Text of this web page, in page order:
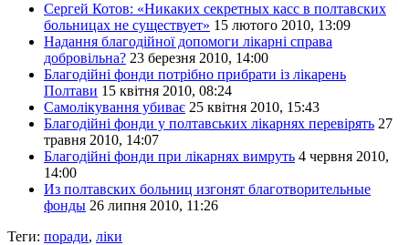
Сергей Котов: «Никаких секретных касс в полтавских
больницах не существует» 15 лютого 2010, 13:09
Надання благодійної допомоги лікарні справа
добровільна? 23 березня 2010, 14:00
Благодійні фонди потрібно прибрати із лікарень
Полтави 15 квітня 2010, 08:24
Самолікування убиває 25 квітня 2010, 15:43
Благодійні фонди у полтавських лікарнях перевірять 27
травня 2010, 14:07
Благодійні фонди при лікарнях вимруть 4 червня 2010,
14:00
Из полтавских больниц изгонят благотворительные
фонды 26 липня 2010, 11:26
Теги: поради, ліки